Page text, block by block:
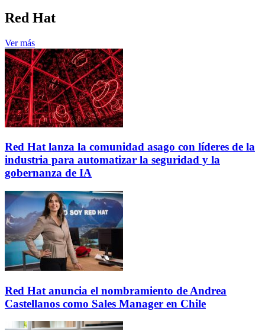
Red Hat
Ver más
Red Hat lanza la comunidad asago con líderes de la
industria para automatizar la seguridad y la
gobernanza de IA
Red Hat anuncia el nombramiento de Andrea
Castellanos como Sales Manager en Chile